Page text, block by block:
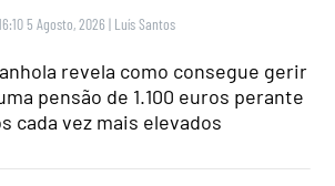
5 Agosto, 2026 | Luís Santos
revela como consegue gerir
pensão de 1.100 euros perante
cada vez mais elevados